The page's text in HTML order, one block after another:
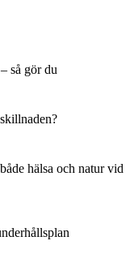
så gör du
hälsa och natur vid